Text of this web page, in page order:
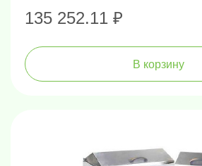
135 252.11 ₽
В корзину